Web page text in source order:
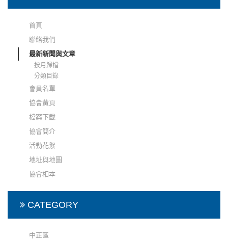
首頁
聯絡我們
最新新聞與文章
按月歸檔
分類目錄
會員名單
協會黃頁
檔案下載
協會簡介
活動花絮
地址與地圖
協會相本
CATEGORY
中正區